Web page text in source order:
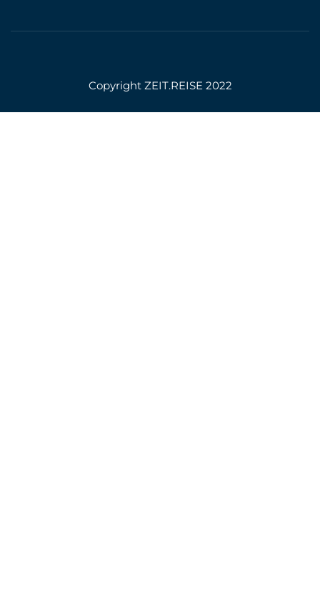
Copyright ZEIT.REISE 2022